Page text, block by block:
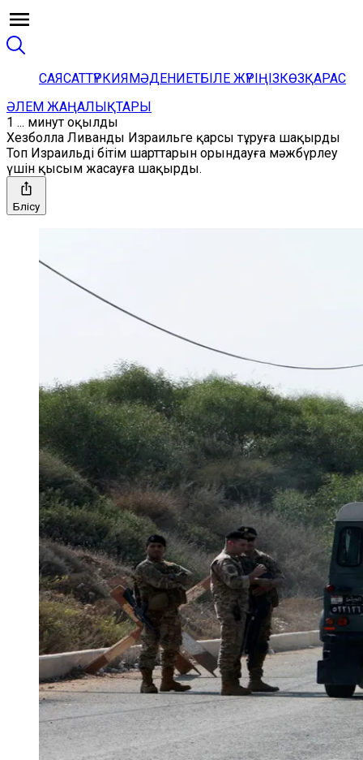
САЯСАТТҮРКИЯМӘДЕНИЕТБІЛЕ ЖҮРІҢІЗКӨЗҚАРАС
ӘЛЕМ ЖАҢАЛЫҚТАРЫ
1 ... минут оқылды
Хезболла Ливанды Израильге қарсы тұруға шақырды
Топ Израильді бітім шарттарын орындауға мәжбүрлеу
үшін қысым жасауға шақырды.
Бөлісу